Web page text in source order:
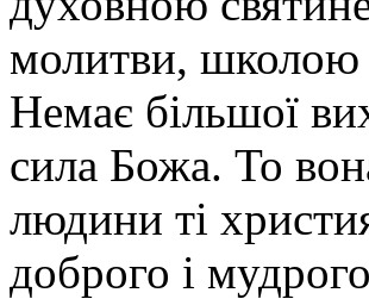
молитви, школою
Немає більшої
сила Божа. То
людини ті
доброго і